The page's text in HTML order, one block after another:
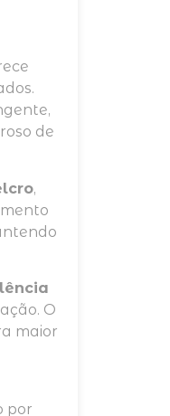
de
,
O
maior
por